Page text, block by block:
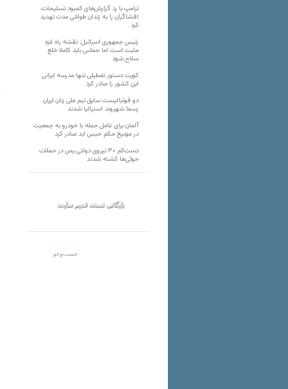
ترامپ با رد گزارش‌های کمبود تسلیحات،
افشاگران را به زندان طولانی مدت تهدید
کرد
رئیس‌ جمهوری اسرائیل: نقشه راه غزه
مثبت است اما حماس باید کاملا خلع
سلاح شود
کویت دستور تعطیلی تنها مدرسه ایرانی
این کشور را صادر کرد
دو فوتبالیست سابق تیم ملی زنان ایران
رسما شهروند استرالیا شدند
آلمان برای عامل حمله با خودرو به جمعیت
در مونیخ حکم حبس ابد صادر کرد
دست‌کم ۳۰ نیروی دولتی یمن در حملات
حوثی‌ها کشته شدند
بایگانی نسخه قدیم سایت